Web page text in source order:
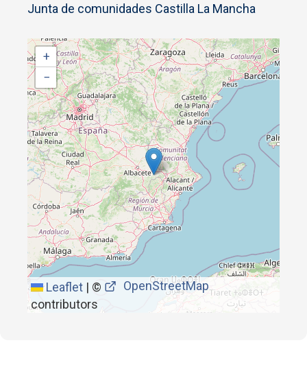
Junta de comunidades Castilla La Mancha
+
−
Leaflet | ©
OpenStreetMap
contributors